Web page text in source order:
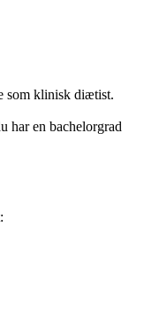
som klinisk diætist.
har en bachelorgrad